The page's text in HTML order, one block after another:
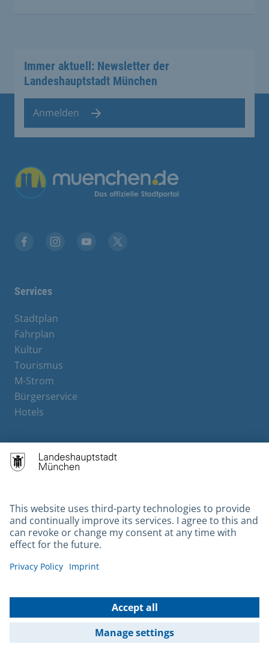
Immer aktuell: Newsletter der
Landeshauptstadt München
Anmelden
Übergreifende Links
Services
Stadtplan
Fahrplan
Kultur
Tourismus
M-Strom
Bürgerservice
Hotels
Contact
Gebärdensprache
Datenschutz
Kontakt
© 2026 Portal München Betriebs GmbH & Co. KG - Ein Service der
Landeshauptstadt München und der Stadtwerke München GmbH